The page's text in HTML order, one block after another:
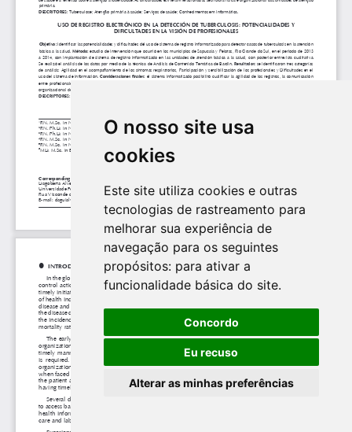
O nosso site usa
cookies
Este site utiliza cookies e outras
tecnologias de rastreamento para
melhorar sua experiência de
navegação para os seguintes
propósitos: para ativar a
funcionalidade básica do site.
Concordo
Eu recuso
Alterar as minhas preferências